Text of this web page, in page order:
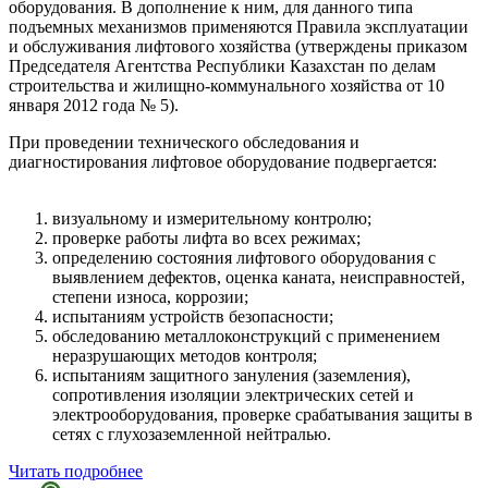
оборудования. В дополнение к ним, для данного типа
подъемных механизмов применяются Правила эксплуатации
и обслуживания лифтового хозяйства (утверждены приказом
Председателя Агентства Республики Казахстан по делам
строительства и жилищно-коммунального хозяйства от 10
января 2012 года № 5).
При проведении технического обследования и
диагностирования лифтовое оборудование подвергается:
визуальному и измерительному контролю;
проверке работы лифта во всех режимах;
определению состояния лифтового оборудования с
выявлением дефектов, оценка каната, неисправностей,
степени износа, коррозии;
испытаниям устройств безопасности;
обследованию металлоконструкций с применением
неразрушающих методов контроля;
испытаниям защитного зануления (заземления),
сопротивления изоляции электрических сетей и
электрооборудования, проверке срабатывания защиты в
сетях с глухозаземленной нейтралью.
Читать подробнее